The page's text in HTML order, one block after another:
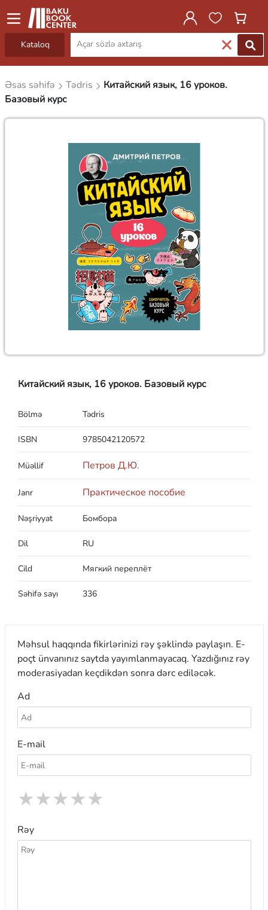
Kataloq
Əsas səhifə Tədris
Китайский язык, 16 уроков.
Базовый курс
Китайский язык, 16 уроков. Базовый курс
Bölmə Tədris
ISBN 9785042120572
Müəllif Петров Д.Ю.
Janr Практическое пособие
Nəşriyyat Бомбора
Dil RU
Cild Мягкий переплёт
Səhifə sayı 336
Məhsul haqqında fikirlərinizi rəy şəklində paylaşın. E-
poçt ünvanınız saytda yayımlanmayacaq. Yazdığınız rəy
moderasiyadan keçdikdən sonra dərc ediləcək.
Ad
E-mail
★
★
★
★
★
Rəy